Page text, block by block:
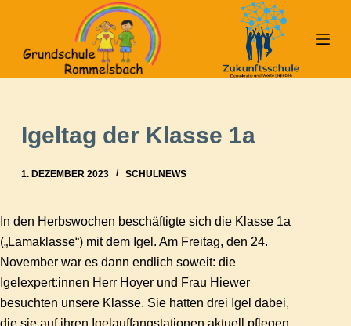
m
I
p
r
i
n
g
e
Igeltag der Klasse 1a
1. DEZEMBER 2023 SCHULNEWS
In den Herbswochen beschäftigte sich die Klasse 1a
(„Lamaklasse“) mit dem Igel. Am Freitag, den 24.
November war es dann endlich soweit: die
Igelexpert:innen Herr Hoyer und Frau Hiewer
besuchten unsere Klasse. Sie hatten drei Igel dabei,
die sie auf ihren Igelauffangstationen aktuell pflegen